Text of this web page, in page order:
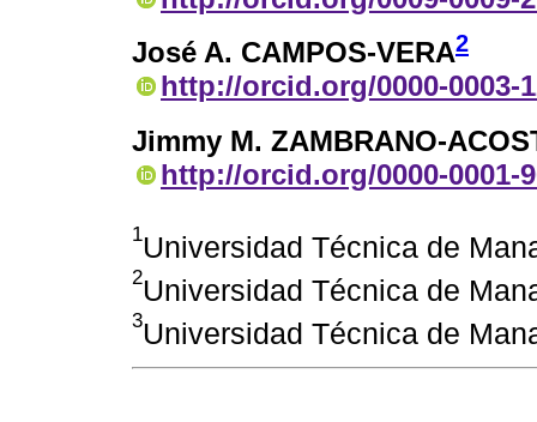
José A. CAMPOS-VERA2
http://orcid.org/0000-0003-
Jimmy M. ZAMBRANO-
http://orcid.org/0000-0001-
1Universidad Técnica de
2Universidad Técnica de
3Universidad Técnica de